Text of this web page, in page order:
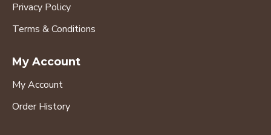
Privacy Policy
Terms & Conditions
My Account
My Account
Order History